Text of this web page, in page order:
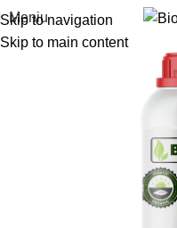
Skip to navigation
Skip to main content
Meniu